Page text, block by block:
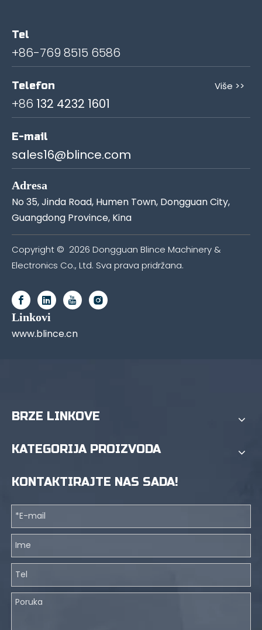
Tel
+86-769 8515 6586
Telefon Više >>
+86 132 4232 1601
E-mail
sales16@blince.com
Adresa
No 35, Jinda Road, Humen Town, Dongguan City,
Guangdong Province, Kina
Copyright © 2026 Dongguan Blince Machinery &
Electronics Co., Ltd. Sva prava pridržana.
Linkovi
www.blince.cn
BRZE LINKOVE
KATEGORIJA PROIZVODA
KONTAKTIRAJTE NAS SADA!